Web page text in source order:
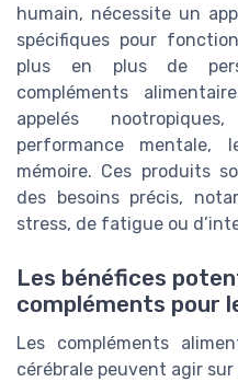
humain, nécessite un
spécifiques pour
plus en plus de
compléments
appelés
performance mentale,
mémoire. Ces produits
des besoins précis,
stress, de fatigue ou
Les bénéfices
compléments pour
Les compléments
cérébrale peuvent agir